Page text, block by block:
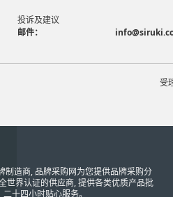
投诉及建议
邮件：
受
制造商, 品牌采购网为您提供品牌采购分
世界认证的供应商, 提供各类优质产品批
十四小时贴心服务。